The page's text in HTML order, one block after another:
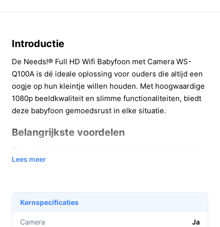
Introductie
De Needs!® Full HD Wifi Babyfoon met Camera WS-
Q100A is dé ideale oplossing voor ouders die altijd een
oogje op hun kleintje willen houden. Met hoogwaardige
1080p beeldkwaliteit en slimme functionaliteiten, biedt
deze babyfoon gemoedsrust in elke situatie.
Belangrijkste voordelen
ook zeer praktisch in gebruik. Hier zijn enkele
Met de2-way audio functiekun je eenvoudig met
je baby praten, zelfs als je niet in dezelfde kamer
bent. Dit zorgt voor een geruststellende ervaring
Lees meer
Kernspecificaties
Camera Ja